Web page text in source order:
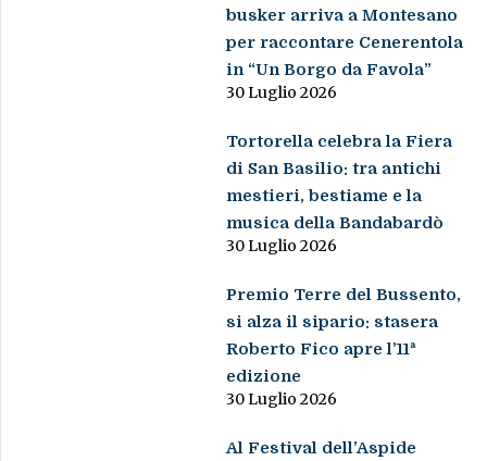
busker arriva a Montesano
per raccontare Cenerentola
in “Un Borgo da Favola”
30 Luglio 2026
Tortorella celebra la Fiera
di San Basilio: tra antichi
mestieri, bestiame e la
musica della Bandabardò
30 Luglio 2026
Premio Terre del Bussento,
si alza il sipario: stasera
Roberto Fico apre l’11ª
edizione
30 Luglio 2026
Al Festival dell’Aspide